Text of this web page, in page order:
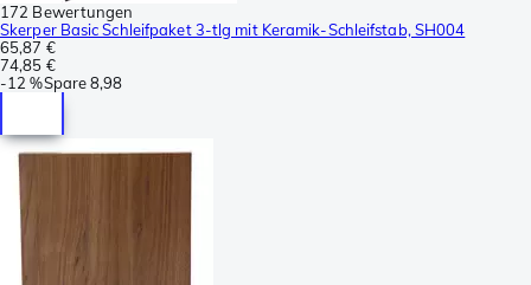
172 Bewertungen
Skerper Basic Schleifpaket 3-tlg mit Keramik-Schleifstab, SH004
65,87 €
74,85 €
-12 %Spare8,98